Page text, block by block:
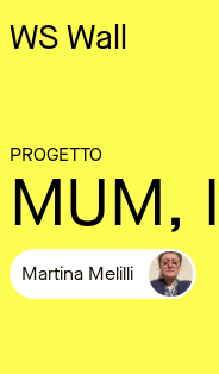
WS Wall
PROGETTO
MUM,
Martina Melilli